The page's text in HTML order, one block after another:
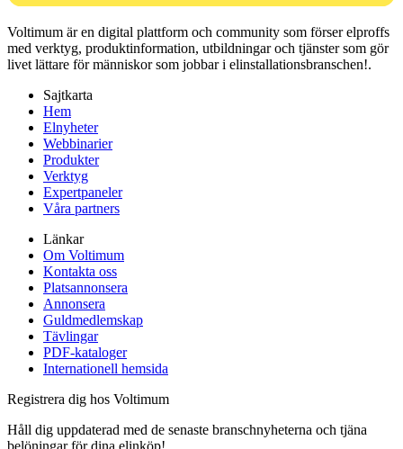
Voltimum är en digital plattform och community som förser elproffs
med verktyg, produktinformation, utbildningar och tjänster som gör
livet lättare för människor som jobbar i elinstallationsbranschen!.
Sajtkarta
Hem
Elnyheter
Webbinarier
Produkter
Verktyg
Expertpaneler
Våra partners
Länkar
Om Voltimum
Kontakta oss
Platsannonsera
Annonsera
Guldmedlemskap
Tävlingar
PDF-kataloger
Internationell hemsida
Registrera dig hos Voltimum
Håll dig uppdaterad med de senaste branschnyheterna och tjäna